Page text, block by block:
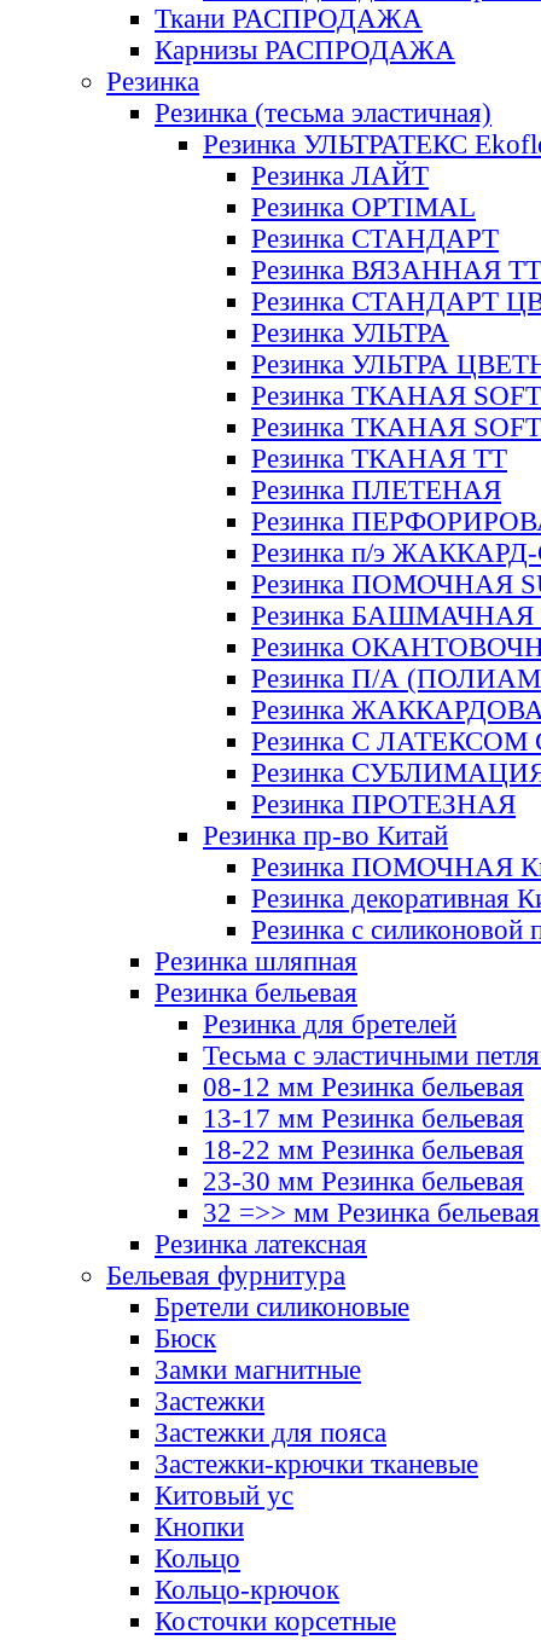
Ткани РАСПРОДАЖА
Карнизы РАСПРОДАЖА
Резинка
Резинка (тесьма эластичная)
Резинка УЛЬТРАТЕКС
Резинка ЛАЙТ
Резинка OPTIMAL
Резинка СТАНДАРТ
Резинка ВЯЗАННАЯ ТТ
Резинка СТАНДАРТ
Резинка УЛЬТРА
Резинка УЛЬТРА
Резинка ТКАНАЯ SOFT
Резинка ТКАНАЯ
Резинка ТКАНАЯ ТТ
Резинка ПЛЕТЕНАЯ
Резинка
Резинка п/э
Резинка ПОМОЧНАЯ
Резинка БАШМАЧНАЯ
Резинка
Резинка П/А
Резинка
Резинка С ЛАТЕКСОМ
Резинка
Резинка ПРОТЕЗНАЯ
Резинка пр-во Китай
Резинка ПОМОЧНАЯ
Резинка декоративная
Резинка с силиконовой
Резинка шляпная
Резинка бельевая
Резинка для бретелей
Тесьма с эластичными
08-12 мм Резинка бельевая
13-17 мм Резинка бельевая
18-22 мм Резинка бельевая
23-30 мм Резинка бельевая
32 =>> мм Резинка бельевая
Резинка латексная
Бельевая фурнитура
Бретели силиконовые
Бюск
Замки магнитные
Застежки
Застежки для пояса
Застежки-крючки тканевые
Китовый ус
Кнопки
Кольцо
Кольцо-крючок
Косточки корсетные